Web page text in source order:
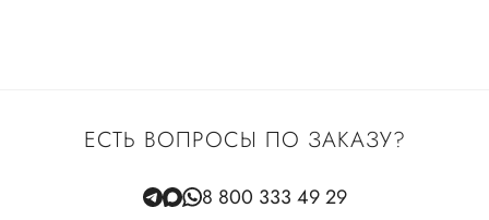
ЕСТЬ ВОПРОСЫ ПО ЗАКАЗУ?
8 800 333 49 29